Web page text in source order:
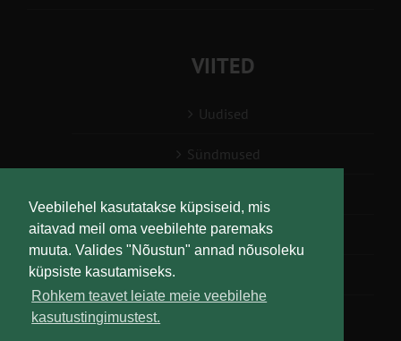
Veebilehel kasutatakse küpsiseid, mis
aitavad meil oma veebilehte paremaks
muuta. Valides "Nõustun" annad nõusoleku
küpsiste kasutamiseks.
Rohkem teavet leiate meie veebilehe
kasutustingimustest.
VIITED
Uudised
Sündmused
Teabesalv
Liitu uudiskirjaga